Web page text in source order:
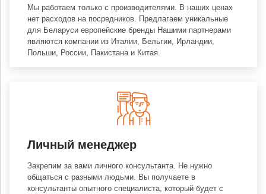
Мы работаем только с производителями. В наших ценах
нет расходов на посредников. Предлагаем уникальные
для Беларуси европейские бренды Нашими партнерами
являются компании из Италии, Бельгии, Ирландии,
Польши, России, Пакистана и Китая.
Личный менеджер
Закрепим за вами личного консультанта. Не нужно
общаться с разными людьми. Вы получаете в
консультанты опытного специалиста, который будет с